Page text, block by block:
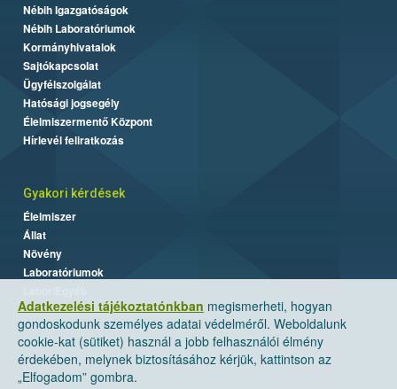
Adatkezelési tájékoztatónkban megismerheti, hogyan
gondoskodunk személyes adatai védelméről. Weboldalunk
cookie-kat (sütiket) használ a jobb felhasználói élmény
érdekében, melynek biztosításához kérjük, kattintson az
„Elfogadom” gombra.
Nébih Igazgatóságok
Nébih Laboratóriumok
Kormányhivatalok
Sajtókapcsolat
Ügyfélszolgálat
Hatósági jogsegély
Élelmiszermentő Központ
Hírlevél feliratkozás
Gyakori kérdések
Élelmiszer
Állat
Növény
Laboratóriumok